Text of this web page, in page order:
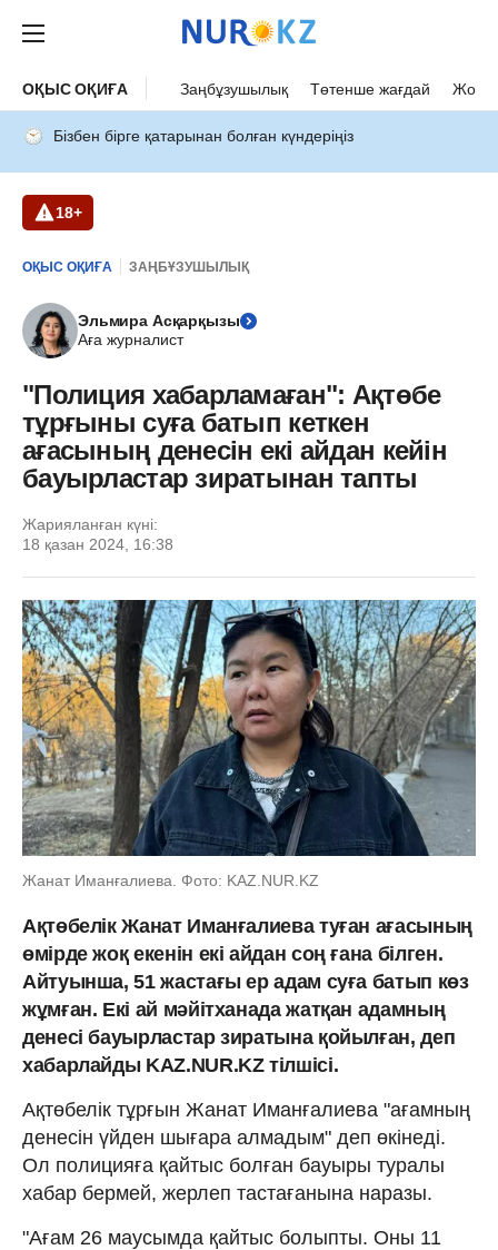
ОҚЫС ОҚИҒА Заңбұзушылық Төтенше жағдай Жол
Бізбен бірге қатарынан болған күндеріңіз
18+
ОҚЫС ОҚИҒА ЗАҢБҰЗУШЫЛЫҚ
Эльмира Асқарқызы
Аға журналист
"Полиция хабарламаған": Ақтөбе
тұрғыны суға батып кеткен
ағасының денесін екі айдан кейін
бауырластар зиратынан тапты
Жарияланған күні:
18 қазан 2024, 16:38
Жанат Иманғалиева. Фото: KAZ.NUR.KZ
Ақтөбелік Жанат Иманғалиева туған ағасының
өмірде жоқ екенін екі айдан соң ғана білген.
Айтуынша, 51 жастағы ер адам суға батып көз
жұмған. Екі ай мәйітханада жатқан адамның
денесі бауырластар зиратына қойылған, деп
хабарлайды KAZ.NUR.KZ тілшісі.
Ақтөбелік тұрғын Жанат Иманғалиева "ағамның
денесін үйден шығара алмадым" деп өкінеді.
Ол полицияға қайтыс болған бауыры туралы
хабар бермей, жерлеп тастағанына наразы.
"Ағам 26 маусымда қайтыс болыпты. Оны 11